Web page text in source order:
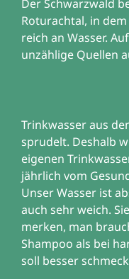
Der Schwarzwald
Roturachtal, in
reich an Wasser.
unzählige Quellen
Trinkwasser aus
sprudelt. Deshalb
eigenen
jährlich vom
Unser Wasser ist
auch sehr weich.
merken, man
Shampoo als bei
soll besser